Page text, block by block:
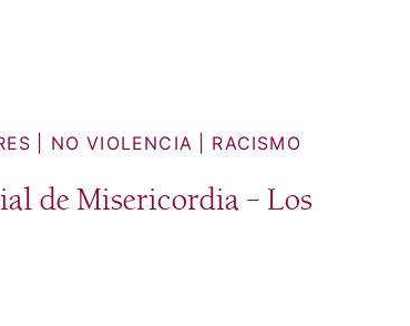
NO VIOLENCIA
RACISMO
de Misericordia – Los